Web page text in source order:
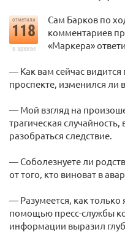
отметили
118
в архиве
Сам Барков по
комментариев
«Маркера»
— Как вам сейчас
проспекте, изменился ли
— Мой взгляд на
трагическая
разобраться следствие.
— Соболезнуете ли
от того, кто виноват в
— Разумеется, как
помощью пресс-службы
информации выразил